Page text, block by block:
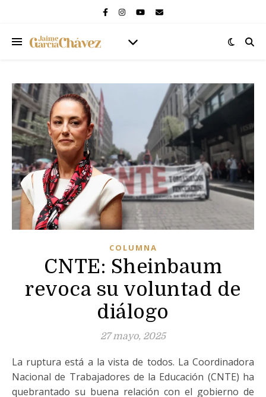
COLUMNA
CNTE: Sheinbaum
revoca su voluntad de
diálogo
27 mayo, 2025
La ruptura está a la vista de todos. La Coordinadora
Nacional de Trabajadores de la Educación (CNTE) ha
quebrantado su buena relación con el gobierno de